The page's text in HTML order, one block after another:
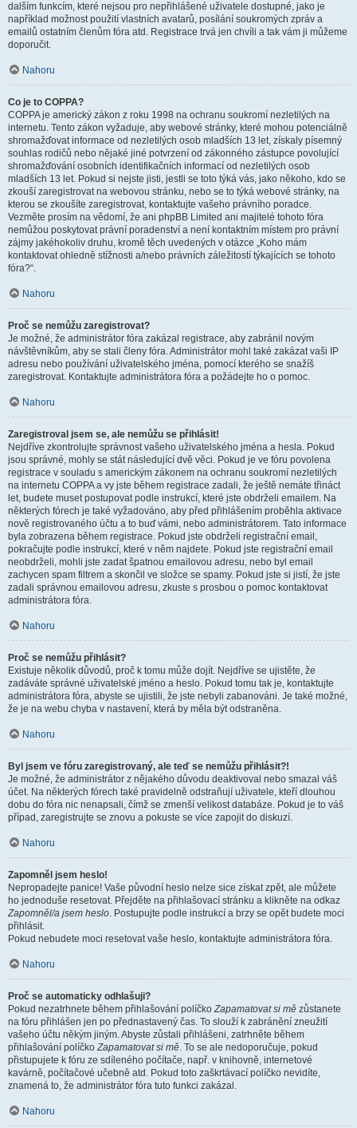
dalším funkcím, které nejsou pro nepřihlášené uživatele dostupné, jako je
například možnost použití vlastních avatarů, posílání soukromých zpráv a
emailů ostatním členům fóra atd. Registrace trvá jen chvíli a tak vám ji můžeme
doporučit.
Nahoru
Co je to COPPA?
COPPA je americký zákon z roku 1998 na ochranu soukromí nezletilých na
internetu. Tento zákon vyžaduje, aby webové stránky, které mohou potenciálně
shromažďovat informace od nezletilých osob mladších 13 let, získaly písemný
souhlas rodičů nebo nějaké jiné potvrzení od zákonného zástupce povolující
shromažďování osobních identifikačních informací od nezletilých osob
mladších 13 let. Pokud si nejste jisti, jestli se toto týká vás, jako někoho, kdo se
zkouší zaregistrovat na webovou stránku, nebo se to týká webové stránky, na
kterou se zkoušíte zaregistrovat, kontaktujte vašeho právního poradce.
Vezměte prosím na vědomí, že ani phpBB Limited ani majitelé tohoto fóra
nemůžou poskytovat právní poradenství a není kontaktním místem pro právní
zájmy jakéhokoliv druhu, kromě těch uvedených v otázce „Koho mám
kontaktovat ohledně stížnosti a/nebo právních záležitostí týkajících se tohoto
fóra?“.
Nahoru
Proč se nemůžu zaregistrovat?
Je možné, že administrátor fóra zakázal registrace, aby zabránil novým
návštěvníkům, aby se stali členy fóra. Administrátor mohl také zakázat vaši IP
adresu nebo používání uživatelského jména, pomocí kterého se snažíš
zaregistrovat. Kontaktujte administrátora fóra a požádejte ho o pomoc.
Nahoru
Zaregistroval jsem se, ale nemůžu se přihlásit!
Nejdříve zkontrolujte správnost vašeho uživatelského jména a hesla. Pokud
jsou správné, mohly se stát následující dvě věci. Pokud je ve fóru povolena
registrace v souladu s americkým zákonem na ochranu soukromí nezletilých
na internetu COPPA a vy jste během registrace zadali, že ještě nemáte třináct
let, budete muset postupovat podle instrukcí, které jste obdrželi emailem. Na
některých fórech je také vyžadováno, aby před přihlášením proběhla aktivace
nově registrovaného účtu a to buď vámi, nebo administrátorem. Tato informace
byla zobrazena během registrace. Pokud jste obdrželi registrační email,
pokračujte podle instrukcí, které v něm najdete. Pokud jste registrační email
neobdrželi, mohli jste zadat špatnou emailovou adresu, nebo byl email
zachycen spam filtrem a skončil ve složce se spamy. Pokud jste si jistí, že jste
zadali správnou emailovou adresu, zkuste s prosbou o pomoc kontaktovat
administrátora fóra.
Nahoru
Proč se nemůžu přihlásit?
Existuje několik důvodů, proč k tomu může dojít. Nejdříve se ujistěte, že
zadáváte správné uživatelské jméno a heslo. Pokud tomu tak je, kontaktujte
administrátora fóra, abyste se ujistili, že jste nebyli zabanováni. Je také možné,
že je na webu chyba v nastavení, která by měla být odstraněna.
Nahoru
Byl jsem ve fóru zaregistrovaný, ale teď se nemůžu přihlásit?!
Je možné, že administrátor z nějakého důvodu deaktivoval nebo smazal váš
účet. Na některých fórech také pravidelně odstraňují uživatele, kteří dlouhou
dobu do fóra nic nenapsali, čímž se zmenší velikost databáze. Pokud je to váš
případ, zaregistrujte se znovu a pokuste se více zapojit do diskuzí.
Nahoru
Zapomněl jsem heslo!
Nepropadejte panice! Vaše původní heslo nelze sice získat zpět, ale můžete
ho jednoduše resetovat. Přejděte na přihlašovací stránku a klikněte na odkaz
Zapomněl/a jsem heslo. Postupujte podle instrukcí a brzy se opět budete moci
přihlásit.
Pokud nebudete moci resetovat vaše heslo, kontaktujte administrátora fóra.
Nahoru
Proč se automaticky odhlašuji?
Pokud nezatrhnete během přihlašování políčkoZapamatovat si mě zůstanete
na fóru přihlášen jen po přednastavený čas. To slouží k zabránění zneužití
vašeho účtu někým jiným. Abyste zůstali přihlášeni, zatrhněte během
přihlašování políčkoZapamatovat si mě. To se ale nedoporučuje, pokud
přistupujete k fóru ze sdíleného počítače, např. v knihovně, internetové
kavárně, počítačové učebně atd. Pokud toto zaškrtávací políčko nevidíte,
znamená to, že administrátor fóra tuto funkci zakázal.
Nahoru